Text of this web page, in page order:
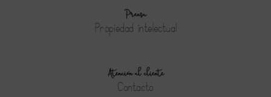
Prensa
Propiedad intelectual
Atención al cliente
Contacto